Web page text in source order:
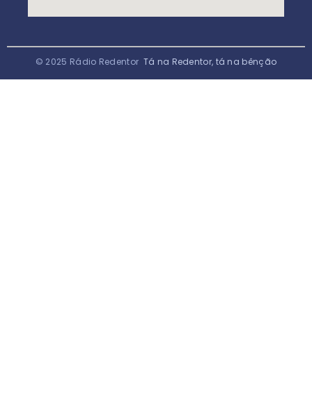
© 2025 Rádio Redentor Tá na Redentor, tá na bênção